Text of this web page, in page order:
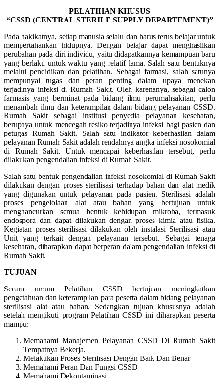
PELATIHAN KHUSUS
“CSSD (CENTRAL STERILE SUPPLY DEPARTEMENT)”
Pada hakikatnya, setiap manusia selalu dan harus terus belajar untuk
mempertahankan hidupnya. Dengan belajar dapat menghasilkan
perubahan pada diri individu, yaitu didapatkannya kemampuan baru
yang berlaku untuk waktu yang relatif lama. Salah satu bentuknya
melalui pendidikan dan pelatihan. Sebagai farmasi, salah satunya
mempunyai tugas dan peran penting dalam upaya menekan
terjadinya infeksi di Rumah Sakit. Oleh karenanya, sebagai calon
farmasis yang berminat pada bidang ilmu perumahsakitan, perlu
menambah ilmu dan keterampilan dalam bidang pelayanan CSSD.
Rumah Sakit sebagai institusi penyedia pelayanan kesehatan,
berupaya untuk mencegah resiko terjadinya infeksi bagi pasien dan
petugas Rumah Sakit. Salah satu indikator keberhasilan dalam
pelayanan Rumah Sakit adalah rendahnya angka infeksi nosokomial
di Rumah Sakit. Untuk mencapai keberhasilan tersebut, perlu
dilakukan pengendalian infeksi di Rumah Sakit.
Salah satu bentuk pengendalian infeksi nosokomial di Rumah Sakit
dilakukan dengan proses sterilisasi terhadap bahan dan alat medik
yang digunakan untuk pelayanan pada pasien. Sterilisasi adalah
proses pengelolaan alat atau bahan yang bertujuan untuk
menghancurkan semua bentuk kehidupan mikroba, termasuk
endospora dan dapat dilakukan dengan proses kimia atau fisika.
Kegiatan proses sterilisasi dilakukan oleh instalasi Sterilisasi atau
Unit yang terkait dengan pelayanan tersebut. Sebagai tenaga
kesehatan, diharapkan dapat berperan dalam pengendalian infeksi di
Rumah Sakit.
TUJUAN
Secara umum Pelatihan CSSD bertujuan meningkatkan
pengetahuan dan keterampilan para peserta dalam bidang pelayanan
sterilisasi alat atau bahan. Sedangkan tujuan khususnya adalah
setelah mengikuti program Pelatihan CSSD ini diharapkan peserta
mampu:
Memahami Manajemen Pelayanan CSSD Di Rumah Sakit
Tempatnya Bekerja.
Melakukan Proses Sterilisasi Dengan Baik Dan Benar
Memahami Peran Dan Fungsi CSSD
Memahami Dekontaminasi